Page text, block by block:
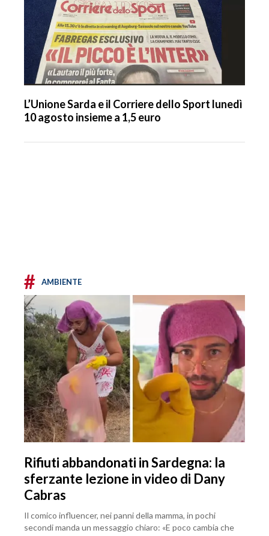
L’Unione Sarda e il Corriere dello Sport lunedì
10 agosto insieme a 1,5 euro
# AMBIENTE
Rifiuti abbandonati in Sardegna: la
sferzante lezione in video di Dany
Cabras
Il comico influencer, nei panni della mamma, in pochi
secondi manda un messaggio chiaro: «E poco cambia che